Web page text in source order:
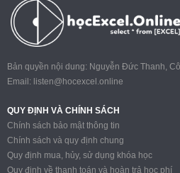
Bản quyền nội dung: Nguyễn Đức Thanh,
Email: listen@hocexcel.online
QUY ĐỊNH VÀ CHÍNH SÁCH
Chính sách bảo mật thông tin
Chính sách và quy định chung
Quy định mua, hủy, sử dụng khóa học
Quy định về thanh toán và hoàn trả học phí